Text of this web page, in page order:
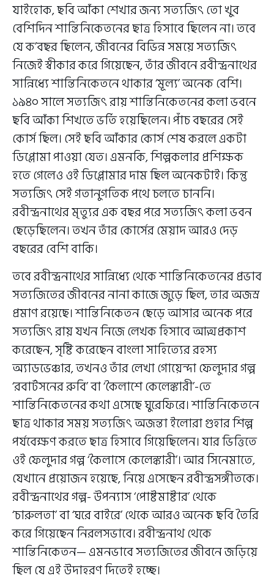
যাইহোক, ছবি আঁকা শেখার জন্য সত্যজিৎ তো খুব
বেশিদিন শান্তিনিকেতনের ছাত্র হিসাবে ছিলেন না। তবে
যে ক’বছর ছিলেন, জীবনের বিভিন্ন সময়ে সত্যজিৎ
নিজেই স্বীকার করে গিয়েছেন, তাঁর জীবনে রবীন্দ্রনাথের
সান্নিধ্যে শান্তিনিকেতনে থাকার ‘মূল্য’ অনেক বেশি।
১৯৪০ সালে সত্যজিৎ রায় শান্তিনিকেতনের কলা ভবনে
ছবি আঁকা শিখতে ভর্তি হয়েছিলেন। পাঁচ বছরের সেই
কোর্স ছিল। সেই ছবি আঁকার কোর্স শেষ করলে একটা
ডিপ্লোমা পাওয়া যেত। এমনকি, শিল্পকলার প্রশিক্ষক
হতে গেলেও ওই ডিপ্লোমার দাম ছিল অনেকটাই। কিন্তু
সত্যজিৎ সেই গতানুগতিক পথে চলতে চাননি।
রবীন্দ্রনাথের মৃত্যুর এক বছর পরে সত্যজিৎ কলা ভবন
ছেড়েছিলেন। তখন তাঁর কোর্সের মেয়াদ আরও দেড়
বছরের বেশি বাকি।
তবে রবীন্দ্রনাথের সান্নিধ্যে থেকে শান্তিনিকেতনের প্রভাব
সত্যজিতের জীবনের নানা কাজে জুড়ে ছিল, তার অজস্র
প্রমাণ রয়েছে। শান্তিনিকেতন ছেড়ে আসার অনেক পরে
সত্যজিৎ রায় যখন নিজে লেখক হিসাবে আত্মপ্রকাশ
করেছেন, সৃষ্টি করেছেন বাংলা সাহিত্যের রহস্য
অ্যাডভেঞ্চার, তখনও তাঁর লেখা গোয়েন্দা ফেলুদার গল্প
‘রবার্টসনের রুবি’ বা ‘কৈলাশে কেলেঙ্কারী’-তে
শান্তিনিকেতনের কথা এসেছে ঘুরেফিরে। শান্তিনিকেতনে
ছাত্র থাকার সময় সত্যজিৎ অজন্তা ইলোরা গুহার শিল্প
পর্যবেক্ষণ করতে ছাত্র হিসাবে গিয়েছিলেন। যার ভিত্তিতে
ওই ফেলুদার গল্প ‘কৈলাসে কেলেঙ্কারী’। আর সিনেমাতে,
যেখানে প্রয়োজন হয়েছে, নিয়ে এসেছেন রবীন্দ্রসঙ্গীতকে।
রবীন্দ্রনাথের গল্প- উপন্যাস ‘পোষ্টমাষ্টার’ থেকে
‘চারুলতা’ বা ‘ঘরে বাইরে’ থেকে আরও অনেক ছবি তৈরি
করে গিয়েছেন নিরলসভাবে। রবীন্দ্রনাথ থেকে
শান্তিনিকেতন— এমনভাবে সত্যজিতের জীবনে জড়িয়ে
ছিল যে এই উদাহরণ দিতেই হচ্ছে।